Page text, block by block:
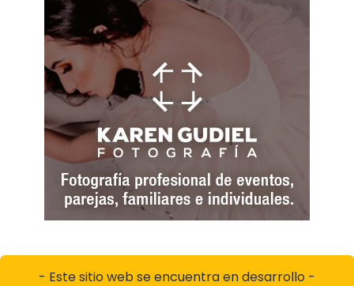
- Este sitio web se encuentra en desarrollo -